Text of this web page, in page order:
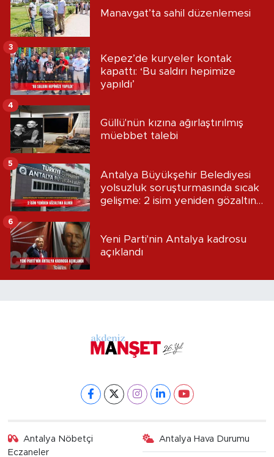
Manavgat’ta sahil düzenlemesi
Kepez’de kuryeler kontak
kapattı: ‘Bu saldırı hepimize
yapıldı’
3
Güllü'nün kızına ağırlaştırılmış
müebbet talebi
4
Antalya Büyükşehir Belediyesi
yolsuzluk soruşturmasında sıcak
gelişme: 2 isim yeniden gözaltına
5
Yeni Parti'nin Antalya kadrosu
açıklandı
6
Antalya Nöbetçi
Eczaneler
Antalya Hava Durumu